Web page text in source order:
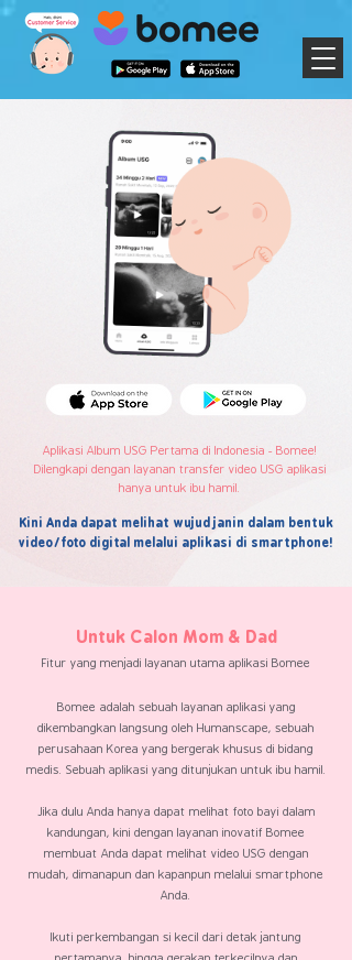
Aplikasi Album USG Pertama di Indonesia - Bomee!
Dilengkapi dengan layanan transfer video USG aplikasi
hanya untuk ibu hamil.
Kini Anda dapat melihat wujud janin dalam bentuk
video/foto digital melalui aplikasi di smartphone!
Untuk Calon Mom & Dad
Fitur yang menjadi layanan utama aplikasi Bomee
Bomee adalah sebuah layanan aplikasi yang
dikembangkan langsung oleh Humanscape, sebuah
perusahaan Korea yang bergerak khusus di bidang
medis. Sebuah aplikasi yang ditunjukan untuk ibu hamil.
Jika dulu Anda hanya dapat melihat foto bayi dalam
kandungan, kini dengan layanan inovatif Bomee
membuat Anda dapat melihat video USG dengan
mudah, dimanapun dan kapanpun melalui smartphone
Anda.
Ikuti perkembangan si kecil dari detak jantung